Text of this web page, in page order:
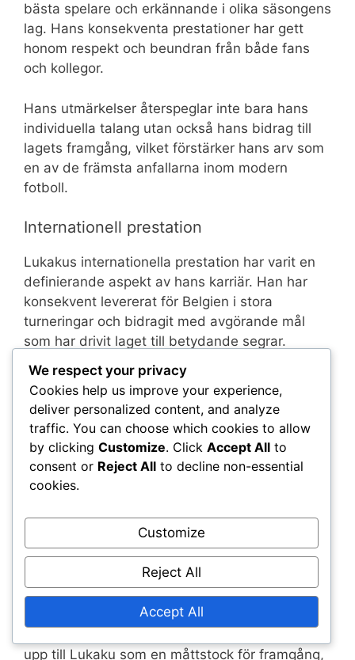
bästa spelare och erkännande i olika säsongens
lag. Hans konsekventa prestationer har gett
honom respekt och beundran från både fans
och kollegor.
Hans utmärkelser återspeglar inte bara hans
individuella talang utan också hans bidrag till
lagets framgång, vilket förstärker hans arv som
en av de främsta anfallarna inom modern
fotboll.
Internationell prestation
Lukakus internationella prestation har varit en
definierande aspekt av hans karriär. Han har
konsekvent levererat för Belgien i stora
turneringar och bidragit med avgörande mål
som har drivit laget till betydande segrar.
Hans förmåga att prestera på den
internationella scenen har befäst hans rykte
som en världsklass anfallare, vilket gör honom
till en viktig del av Belgiens gyllene generation.
Arv inom fotboll
Allteftersom Lukaku fortsätter sin karriär,
etableras hans arv inom fotboll redan. Han
erkänns inte bara för sina målskytte
prestationer utan också för sin arbetsmoral och
hängivenhet till sporten.
upp till Lukaku som en måttstock för framgång,
We respect your privacy
Cookies help us improve your experience,
deliver personalized content, and analyze
traffic. You can choose which cookies to allow
by clicking Customize. Click Accept All to
consent or Reject All to decline non-essential
cookies.
Customize
Reject All
Accept All